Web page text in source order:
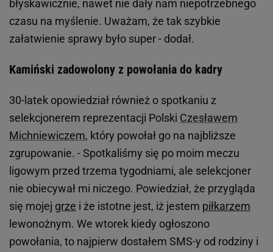
błyskawicznie, nawet nie dały nam niepotrzebnego
czasu na myślenie. Uważam, że tak szybkie
załatwienie sprawy było super - dodał.
Kamiński zadowolony z powołania do kadry
30-latek opowiedział również o spotkaniu z
selekcjonerem reprezentacji Polski Czesławem
Michniewiczem, który powołał go na najbliższe
zgrupowanie. - Spotkaliśmy się po moim meczu
ligowym przed trzema tygodniami, ale selekcjoner
nie obiecywał mi niczego. Powiedział, że przygląda
się mojej grze i że istotne jest, iż jestem piłkarzem
lewonożnym. We wtorek kiedy ogłoszono
powołania, to najpierw dostałem SMS-y od rodziny i